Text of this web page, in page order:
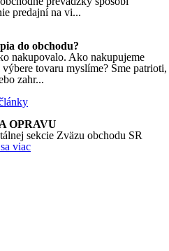
predajní na vi...
do obchodu?
nakupovalo. Ako nakupujeme
tovaru myslíme? Sme patrioti,
zahr...
OPRAVU
sekcie Zväzu obchodu SR